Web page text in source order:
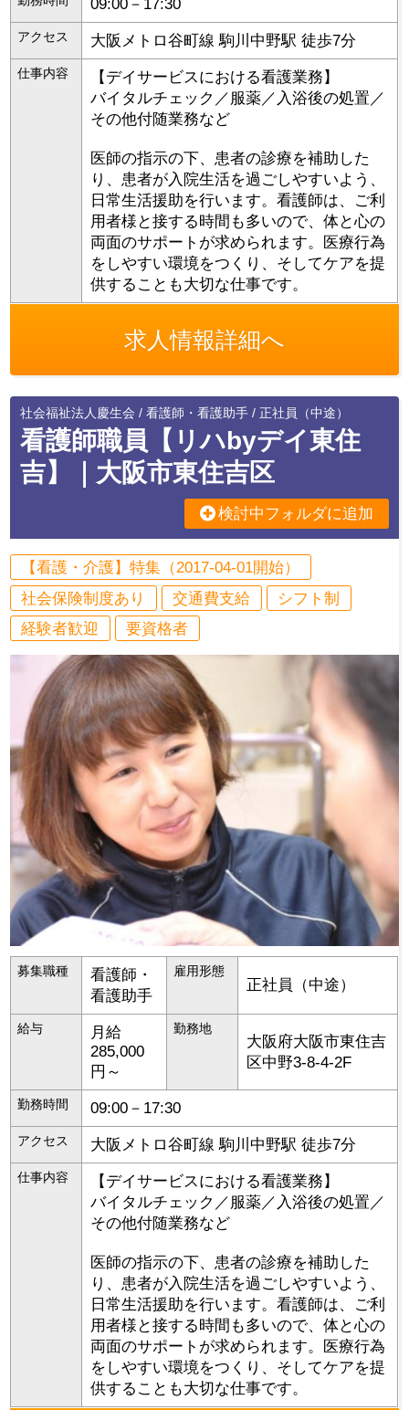
09:00－17:30
アクセス 大阪メトロ谷町線 駒川中野駅 徒歩7分
仕事内容
【デイサービスにおける看護業務】
バイタルチェック／服薬／入浴後の処置／
その他付随業務など
医師の指示の下、患者の診療を補助した
り、患者が入院生活を過ごしやすいよう、
日常生活援助を行います。看護師は、ご利
用者様と接する時間も多いので、体と心の
両面のサポートが求められます。医療行為
をしやすい環境をつくり、そしてケアを提
供することも大切な仕事です。
求人情報詳細へ
社会福祉法人慶生会 / 看護師・看護助手 / 正社員（中途）
看護師職員【リハbyデイ東住
吉】｜大阪市東住吉区
検討中フォルダに追加
【看護・介護】特集（2017-04-01開始）
社会保険制度あり
交通費支給
シフト制
経験者歓迎
要資格者
募集職種
看護師・
看護助手
雇用形態
正社員（中途）
給与
月給
285,000
円～
勤務地
大阪府大阪市東住吉
区 中野3-8-4-2F
勤務時間 09:00－17:30
アクセス 大阪メトロ谷町線 駒川中野駅 徒歩7分
仕事内容
【デイサービスにおける看護業務】
バイタルチェック／服薬／入浴後の処置／
その他付随業務など
医師の指示の下、患者の診療を補助した
り、患者が入院生活を過ごしやすいよう、
日常生活援助を行います。看護師は、ご利
用者様と接する時間も多いので、体と心の
両面のサポートが求められます。医療行為
をしやすい環境をつくり、そしてケアを提
供することも大切な仕事です。